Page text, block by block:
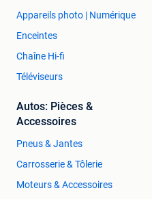
Appareils photo | Numérique
Enceintes
Chaîne Hi-fi
Téléviseurs
Autos: Pièces &
Accessoires
Pneus & Jantes
Carrosserie & Tôlerie
Moteurs & Accessoires